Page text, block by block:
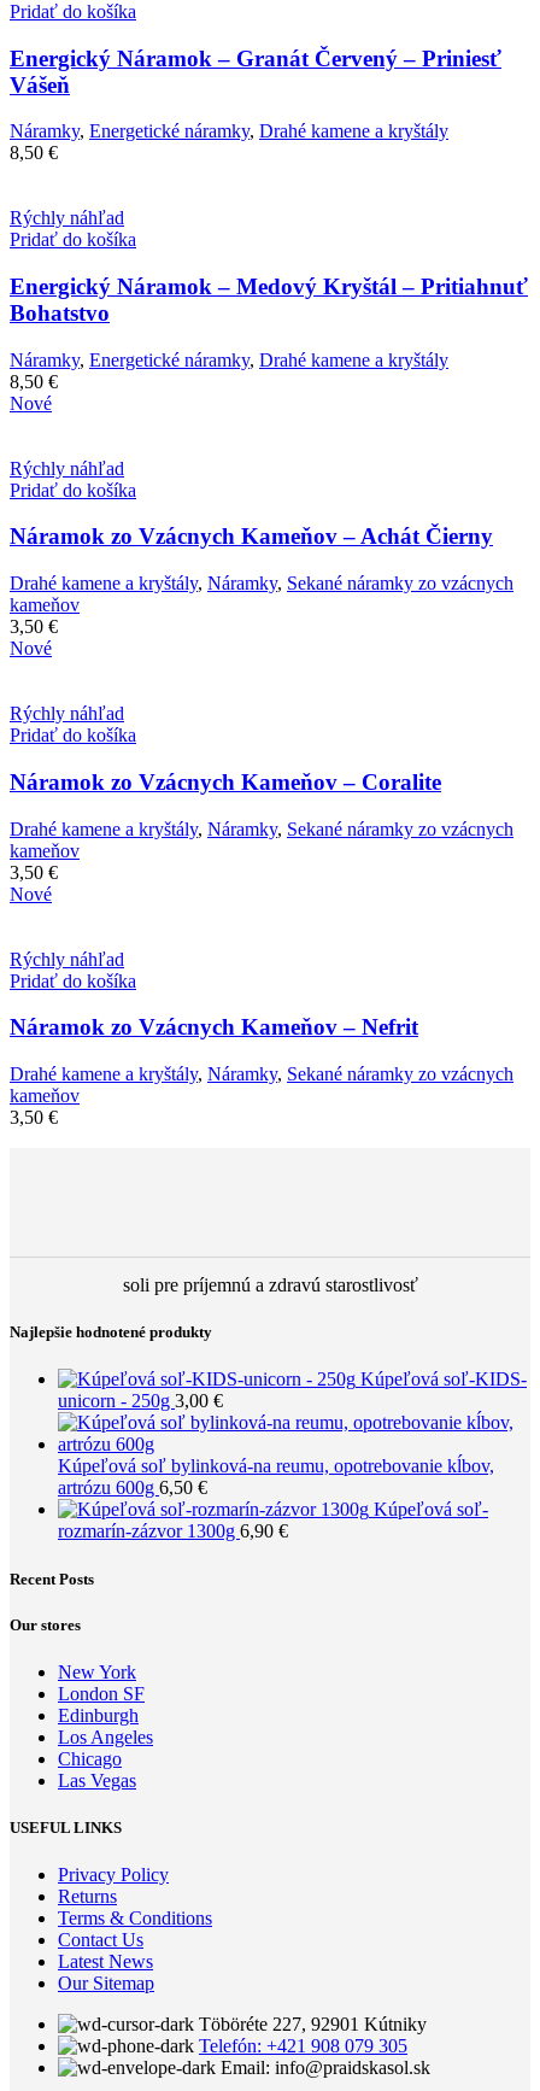
Pridať do košíka
Energický Náramok – Granát Červený – Priniesť
Vášeň
Náramky, Energetické náramky, Drahé kamene a kryštály
8,50 €
Rýchly náhľad
Pridať do košíka
Energický Náramok – Medový Kryštál – Pritiahnuť
Bohatstvo
Náramky, Energetické náramky, Drahé kamene a kryštály
8,50 €
Nové
Rýchly náhľad
Pridať do košíka
Náramok zo Vzácnych Kameňov – Achát Čierny
Drahé kamene a kryštály, Náramky, Sekané náramky zo vzácnych
kameňov
3,50 €
Nové
Rýchly náhľad
Pridať do košíka
Náramok zo Vzácnych Kameňov – Coralite
Drahé kamene a kryštály, Náramky, Sekané náramky zo vzácnych
kameňov
3,50 €
Nové
Rýchly náhľad
Pridať do košíka
Náramok zo Vzácnych Kameňov – Nefrit
Drahé kamene a kryštály, Náramky, Sekané náramky zo vzácnych
kameňov
3,50 €
soli pre príjemnú a zdravú starostlivosť
Najlepšie hodnotené produkty
Kúpeľová soľ-KIDS-
unicorn - 250g 3,00 €
Kúpeľová soľ bylinková-na reumu, opotrebovanie kĺbov,
artrózu 600g 6,50 €
Kúpeľová soľ-
rozmarín-zázvor 1300g 6,90 €
Recent Posts
Our stores
New York
London SF
Edinburgh
Los Angeles
Chicago
Las Vegas
USEFUL LINKS
Privacy Policy
Returns
Terms & Conditions
Contact Us
Latest News
Our Sitemap
Töböréte 227, 92901 Kútniky
Telefón: +421 908 079 305
Email: info@praidskasol.sk